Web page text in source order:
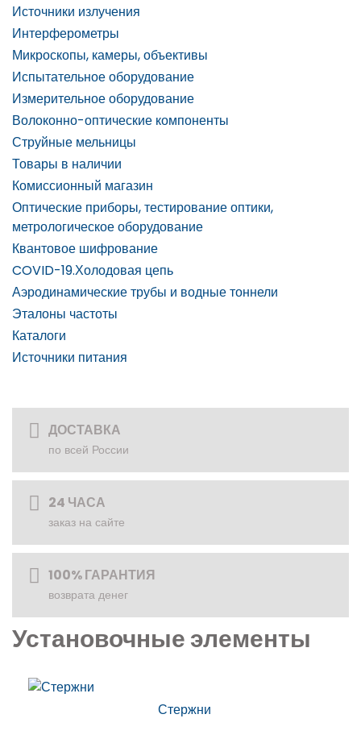
Источники излучения
Интерферометры
Микроскопы, камеры, объективы
Испытательное оборудование
Измерительное оборудование
Волоконно-оптические компоненты
Струйные мельницы
Товары в наличии
Комиссионный магазин
Оптические приборы, тестирование оптики,
метрологическое оборудование
Квантовое шифрование
COVID-19.Холодовая цепь
Аэродинамические трубы и водные тоннели
Эталоны частоты
Каталоги
Источники питания
ДОСТАВКА
по всей России
24 ЧАСА
заказ на сайте
100% ГАРАНТИЯ
возврата денег
Установочные элементы
Стержни